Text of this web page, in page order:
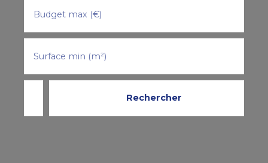
Budget max (€)
Surface min (m²)
Rechercher